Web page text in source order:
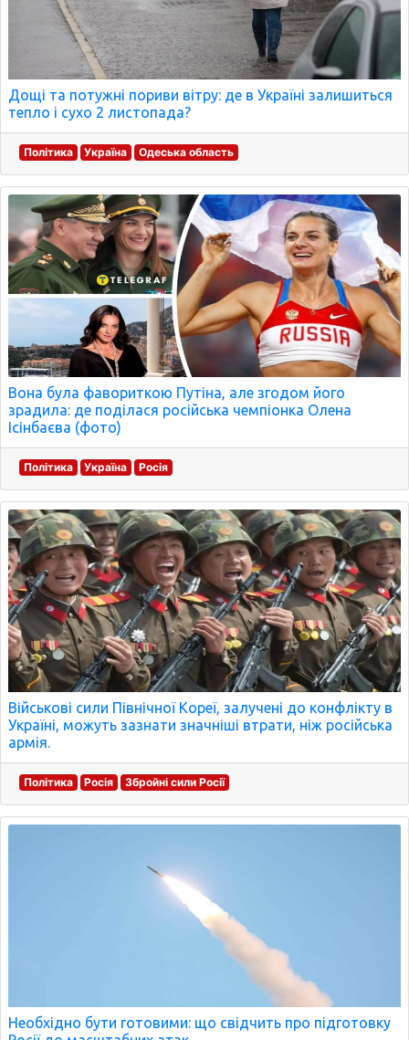
Дощі та потужні пориви вітру: де в Україні залишиться
тепло і сухо 2 листопада?
Політика Україна Одеська область
Вона була фавориткою Путіна, але згодом його
зрадила: де поділася російська чемпіонка Олена
Ісінбаєва (фото)
Політика Україна Росія
Військові сили Північної Кореї, залучені до конфлікту в
Україні, можуть зазнати значніші втрати, ніж російська
армія.
Політика Росія Збройні сили Росії
Необхідно бути готовими: що свідчить про підготовку